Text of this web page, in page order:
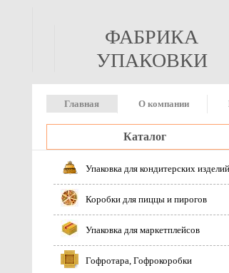
ФАБРИКА
УПАКОВКИ
Главная О компании
Каталог
Упаковка для кондитерских изделий
Коробки для пиццы и пирогов
Упаковка для маркетплейсов
Гофротара, Гофрокоробки